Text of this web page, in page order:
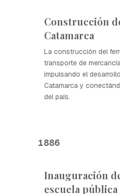
Construcción
Catamarca
La construcción del
transporte de
impulsando el
Catamarca y
del país.
1886
Inauguración
escuela pública